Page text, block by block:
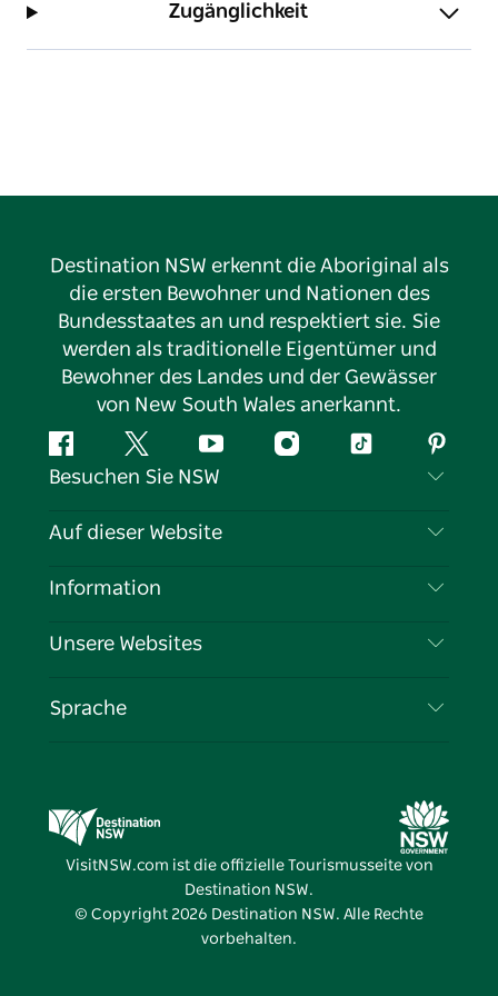
Zugänglichkeit
Destination NSW erkennt die Aboriginal als
die ersten Bewohner und Nationen des
Bundesstaates an und respektiert sie. Sie
werden als traditionelle Eigentümer und
Bewohner des Landes und der Gewässer
von New South Wales anerkannt.
FacebookTwitter YouTubeInstagramTikTok
Besuchen Sie NSW
Kontaktieren Sie uns
Cookie-Hinweis
Auf dieser Website
Reiseziele
Veranstaltungen
Information
Reiseinformationen
Unternehmen in NSW
Unsere Websites
Destination NSW Medienzentrum
Vivid Sydney
Sprache
VisitNSW.com ist die offizielle Tourismusseite von
Destination NSW.
© Copyright 2026 Destination NSW. Alle Rechte
vorbehalten.